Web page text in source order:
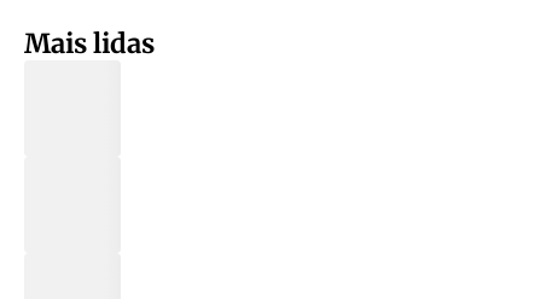
Mais lidas